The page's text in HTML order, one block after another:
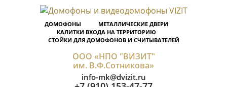
ДОМОФОНЫ
МЕТАЛЛИЧЕСКИЕ ДВЕРИ
КАЛИТКИ ВХОДА НА ТЕРРИТОРИЮ
СТОЙКИ ДЛЯ ДОМОФОНОВ И СЧИТЫВАТЕЛЕЙ
ООО «НПО "ВИЗИТ"
им. В.Ф.Сотникова»
info-mk@dvizit.ru